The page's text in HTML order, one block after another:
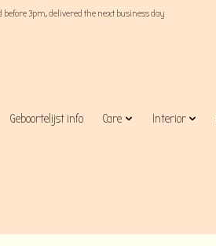
3pm, delivered the next business day
Geboortelijst info Care Interior